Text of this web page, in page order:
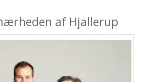
af Hjallerup